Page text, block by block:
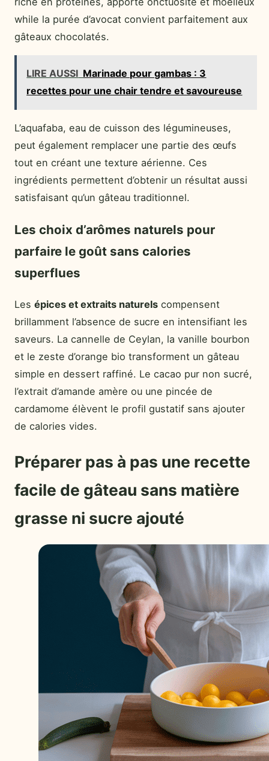
while la purée d’avocat convient parfaitement aux
gâteaux chocolatés.
LIRE AUSSI Marinade pour gambas : 3
recettes pour une chair tendre et savoureuse
L’aquafaba, eau de cuisson des légumineuses,
peut également remplacer une partie des œufs
tout en créant une texture aérienne. Ces
ingrédients permettent d’obtenir un résultat aussi
satisfaisant qu’un gâteau traditionnel.
Les choix d’arômes naturels pour
parfaire le goût sans calories
superflues
Les épices et extraits naturels compensent
brillamment l’absence de sucre en intensifiant les
saveurs. La cannelle de Ceylan, la vanille bourbon
et le zeste d’orange bio transforment un gâteau
simple en dessert raffiné. Le cacao pur non sucré,
l’extrait d’amande amère ou une pincée de
cardamome élèvent le profil gustatif sans ajouter
de calories vides.
Préparer pas à pas une recette
facile de gâteau sans matière
grasse ni sucre ajouté